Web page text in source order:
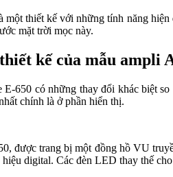
thiết kế với những tính năng
mặt trời mọc này.
kế của mẫu ampli
E-650 có những thay đổi khác biệt
chính là ở phần hiển thị.
được trang bị một đồng hồ VU
digital. Các đèn LED thay thế